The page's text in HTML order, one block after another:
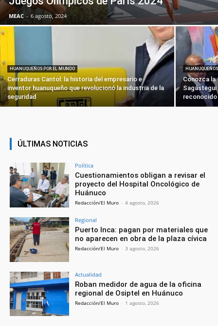
MEAC - 6 agosto, 2024
HUANUQUEÑOS POR EL MUNDO
Cerraduras Cantol: la historia del empresario e
inventor huanuqueño que revolucionó la industria de la
seguridad
Conozca la
reconocido
ÚLTIMAS NOTICIAS
Política
Cuestionamientos obligan a revisar el
proyecto del Hospital Oncológico de
Huánuco
Redacción/El Muro - 4 agosto, 2026
Regional
Puerto Inca: pagan por materiales que
no aparecen en obra de la plaza cívica
Redacción/El Muro - 3 agosto, 2026
Actualidad
Roban medidor de agua de la oficina
regional de Osiptel en Huánuco
Redacción/El Muro - 1 agosto, 2026